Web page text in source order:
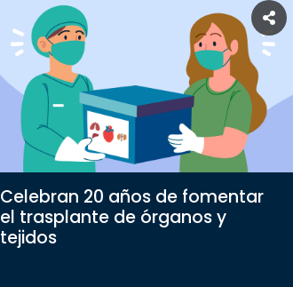
Celebran 20 años de fomentar
el trasplante de órganos y
tejidos